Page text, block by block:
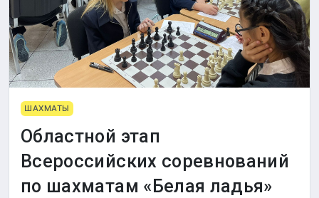
ШАХМАТЫ
Областной этап
Всероссийских соревнований
по шахматам «Белая ладья»